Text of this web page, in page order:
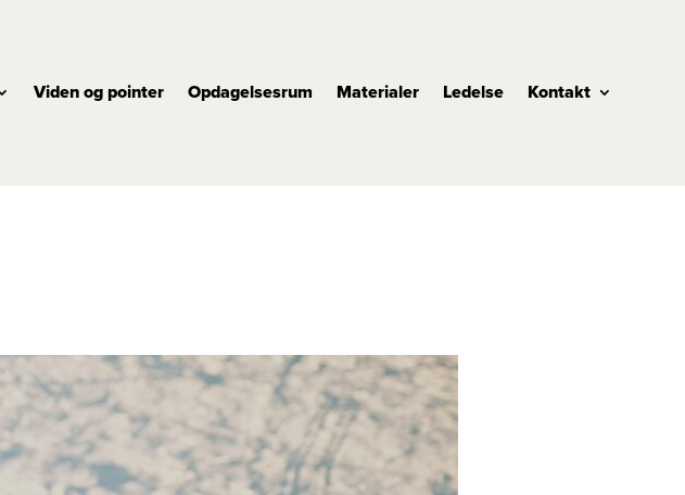
Viden og pointer Opdagelsesrum Materialer Ledelse Kontakt